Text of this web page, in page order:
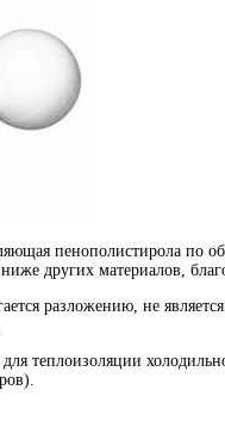
пенополистирола
других материалов,
разложению, не
теплоизоляции